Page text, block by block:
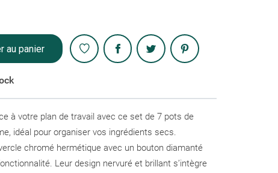
au panier
Partager
à votre plan de travail avec ce set de 7 pots de
idéal pour organiser vos ingrédients secs.
chromé hermétique avec un bouton diamanté
Leur design nervuré et brillant s’intègre